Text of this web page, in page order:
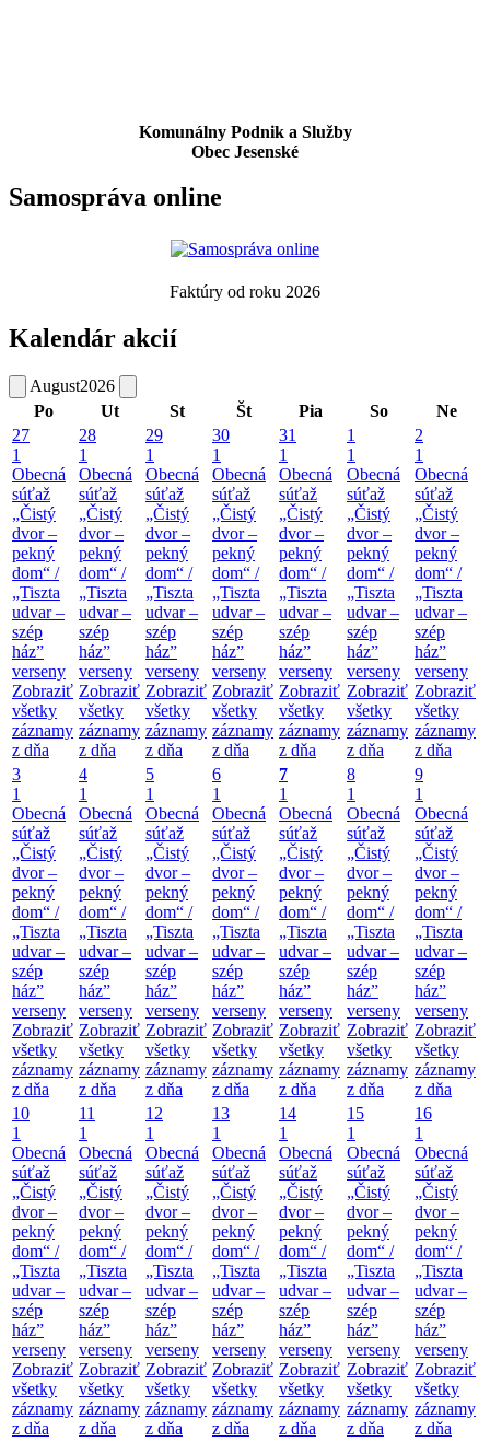
Komunálny Podnik a Služby
Obec Jesenské
Samospráva online
Faktúry od roku 2026
Kalendár akcií
August2026
Po
Ut St Št Pia So
Ne
27
1
Obecná
súťaž
„Čistý
dvor –
pekný
dom“ /
„Tiszta
udvar –
szép
ház”
verseny
Zobraziť
všetky
záznamy
z dňa
28
1
Obecná
súťaž
„Čistý
dvor –
pekný
dom“ /
„Tiszta
udvar –
szép
ház”
verseny
Zobraziť
všetky
záznamy
z dňa
29
1
Obecná
súťaž
„Čistý
dvor –
pekný
dom“ /
„Tiszta
udvar –
szép
ház”
verseny
Zobraziť
všetky
záznamy
z dňa
30
1
Obecná
súťaž
„Čistý
dvor –
pekný
dom“ /
„Tiszta
udvar –
szép
ház”
verseny
Zobraziť
všetky
záznamy
z dňa
31
1
Obecná
súťaž
„Čistý
dvor –
pekný
dom“ /
„Tiszta
udvar –
szép
ház”
verseny
Zobraziť
všetky
záznamy
z dňa
1
1
Obecná
súťaž
„Čistý
dvor –
pekný
dom“ /
„Tiszta
udvar –
szép
ház”
verseny
Zobraziť
všetky
záznamy
z dňa
2
1
Obecná
súťaž
„Čistý
dvor –
pekný
dom“ /
„Tiszta
udvar –
szép
ház”
verseny
Zobraziť
všetky
záznamy
z dňa
3
1
Obecná
súťaž
„Čistý
dvor –
pekný
dom“ /
„Tiszta
udvar –
szép
ház”
verseny
Zobraziť
všetky
záznamy
z dňa
4
1
Obecná
súťaž
„Čistý
dvor –
pekný
dom“ /
„Tiszta
udvar –
szép
ház”
verseny
Zobraziť
všetky
záznamy
z dňa
5
1
Obecná
súťaž
„Čistý
dvor –
pekný
dom“ /
„Tiszta
udvar –
szép
ház”
verseny
Zobraziť
všetky
záznamy
z dňa
6
1
Obecná
súťaž
„Čistý
dvor –
pekný
dom“ /
„Tiszta
udvar –
szép
ház”
verseny
Zobraziť
všetky
záznamy
z dňa
7
1
Obecná
súťaž
„Čistý
dvor –
pekný
dom“ /
„Tiszta
udvar –
szép
ház”
verseny
Zobraziť
všetky
záznamy
z dňa
8
1
Obecná
súťaž
„Čistý
dvor –
pekný
dom“ /
„Tiszta
udvar –
szép
ház”
verseny
Zobraziť
všetky
záznamy
z dňa
9
1
Obecná
súťaž
„Čistý
dvor –
pekný
dom“ /
„Tiszta
udvar –
szép
ház”
verseny
Zobraziť
všetky
záznamy
z dňa
10
1
Obecná
súťaž
„Čistý
dvor –
pekný
dom“ /
„Tiszta
udvar –
szép
ház”
verseny
Zobraziť
všetky
záznamy
z dňa
11
1
Obecná
súťaž
„Čistý
dvor –
pekný
dom“ /
„Tiszta
udvar –
szép
ház”
verseny
Zobraziť
všetky
záznamy
z dňa
12
1
Obecná
súťaž
„Čistý
dvor –
pekný
dom“ /
„Tiszta
udvar –
szép
ház”
verseny
Zobraziť
všetky
záznamy
z dňa
13
1
Obecná
súťaž
„Čistý
dvor –
pekný
dom“ /
„Tiszta
udvar –
szép
ház”
verseny
Zobraziť
všetky
záznamy
z dňa
14
1
Obecná
súťaž
„Čistý
dvor –
pekný
dom“ /
„Tiszta
udvar –
szép
ház”
verseny
Zobraziť
všetky
záznamy
z dňa
15
1
Obecná
súťaž
„Čistý
dvor –
pekný
dom“ /
„Tiszta
udvar –
szép
ház”
verseny
Zobraziť
všetky
záznamy
z dňa
16
1
Obecná
súťaž
„Čistý
dvor –
pekný
dom“ /
„Tiszta
udvar –
szép
ház”
verseny
Zobraziť
všetky
záznamy
z dňa